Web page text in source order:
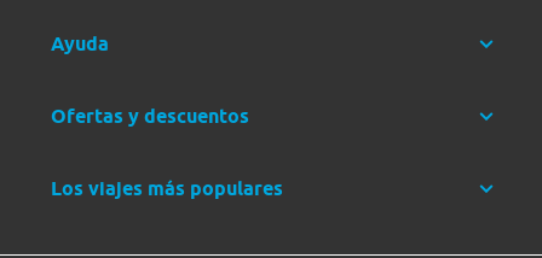
Ayuda
Ofertas y descuentos
Los viajes más populares